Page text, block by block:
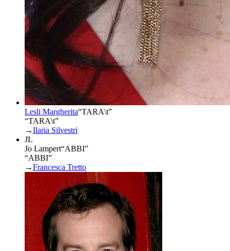
Lesli Margherita“TARA\t”
“TARA\t”
→Ilaria Silvestri
JL
Jo Lampert“ABBI”
“ABBI”
→Francesca Tretto